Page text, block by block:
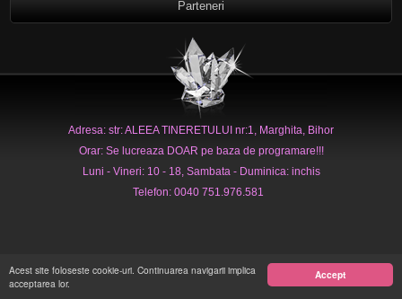
Accept
Acest site foloseste cookie-uri. Continuarea navigarii implica
acceptarea lor.
Parteneri
Adresa: str: ALEEA TINERETULUI nr:1, Marghita, Bihor
Orar: Se lucreaza DOAR pe baza de programare!!!
Luni - Vineri: 10 - 18, Sambata - Duminica: inchis
Telefon: 0040 751.976.581